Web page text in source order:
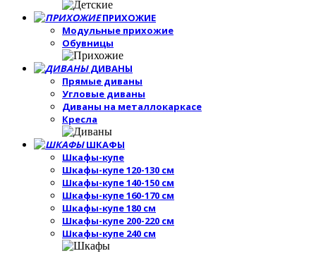
ПРИХОЖИЕ
Модульные прихожие
Обувницы
ДИВАНЫ
Прямые диваны
Угловые диваны
Диваны на металлокаркасе
Кресла
ШКАФЫ
Шкафы-купе
Шкафы-купе 120-130 см
Шкафы-купе 140-150 см
Шкафы-купе 160-170 см
Шкафы-купе 180 см
Шкафы-купе 200-220 см
Шкафы-купе 240 см